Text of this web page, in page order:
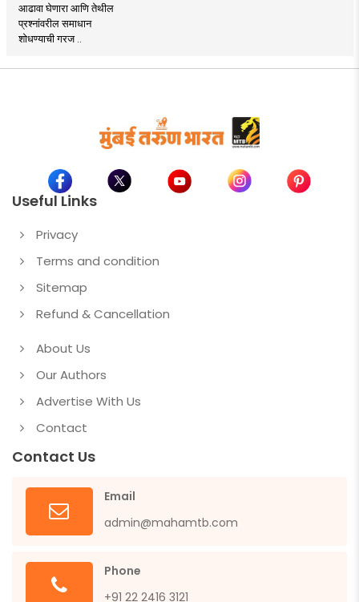
आढावा घेणारा आणि तेथील
प्रश्नांवरील समाधान
शोधण्याची गरज ..
Useful Links
Privacy
Terms and condition
Sitemap
Refund & Cancellation
About Us
Our Authors
Advertise With Us
Contact
Contact Us
Email
admin@mahamtb.com
Phone
+91 22 2416 3121